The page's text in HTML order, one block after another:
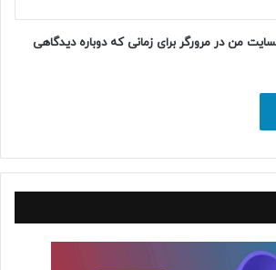
من در مرورگر برای زمانی که دوباره دیدگاهی